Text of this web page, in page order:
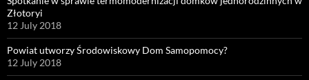
Złotoryi
12 July 2018
Powiat utworzy Środowiskowy Dom Samopomocy?
12 July 2018